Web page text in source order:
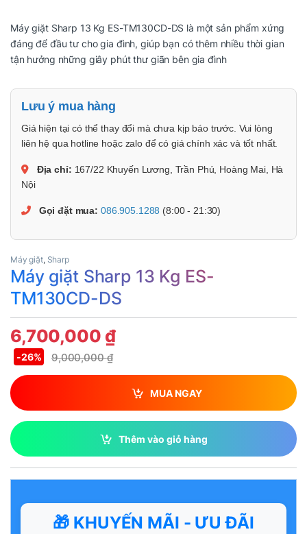
Máy giặt Sharp 13 Kg ES-TM130CD-DS là một sản phẩm xứng
đáng để đầu tư cho gia đình, giúp bạn có thêm nhiều thời gian
tận hưởng những giây phút thư giãn bên gia đình
Lưu ý mua hàng
Giá hiện tại có thể thay đổi mà chưa kịp báo trước. Vui lòng
liên hệ qua hotline hoặc zalo để có giá chính xác và tốt nhất.
Địa chỉ: 167/22 Khuyến Lương, Trần Phú, Hoàng Mai, Hà
Nội
Gọi đặt mua: 086.905.1288 (8:00 - 21:30)
Máy giặt, Sharp
Máy giặt Sharp 13 Kg ES-
TM130CD-DS
6,700,000 ₫
9,000,000₫
-26%
MUA NGAY
Thêm vào giỏ hàng
🎁 KHUYẾN MÃI - ƯU ĐÃI